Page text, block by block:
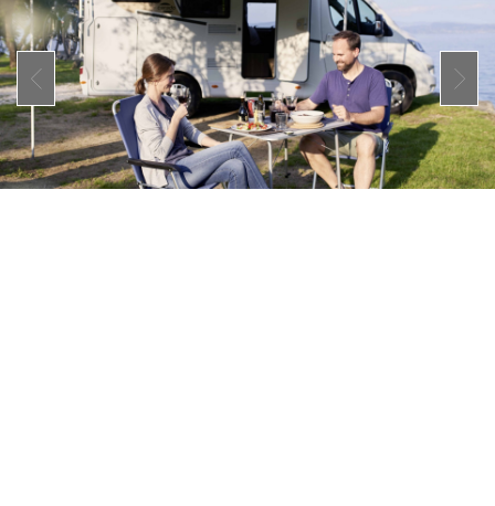
Partenaires commerciaux
Contact
Protection de vos données personnelles
Mentions légales
CGV
FAQ